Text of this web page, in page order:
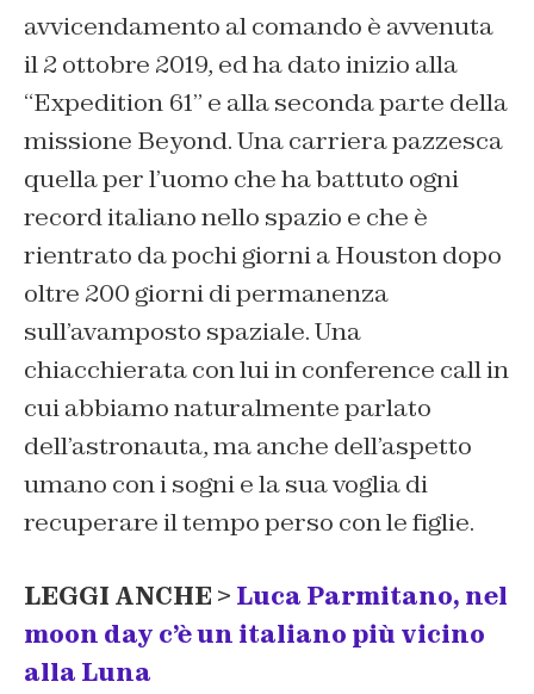
avvicendamento al comando è avvenuta
il 2 ottobre 2019, ed ha dato inizio alla
“Expedition 61” e alla seconda parte della
missione Beyond. Una carriera pazzesca
quella per l’uomo che ha battuto ogni
record italiano nello spazio e che è
rientrato da pochi giorni a Houston dopo
oltre 200 giorni di permanenza
sull’avamposto spaziale. Una
chiacchierata con lui in conference call in
cui abbiamo naturalmente parlato
dell’astronauta, ma anche dell’aspetto
umano con i sogni e la sua voglia di
recuperare il tempo perso con le figlie.
LEGGI ANCHE > Luca Parmitano, nel
moon day c’è un italiano più vicino
alla Luna